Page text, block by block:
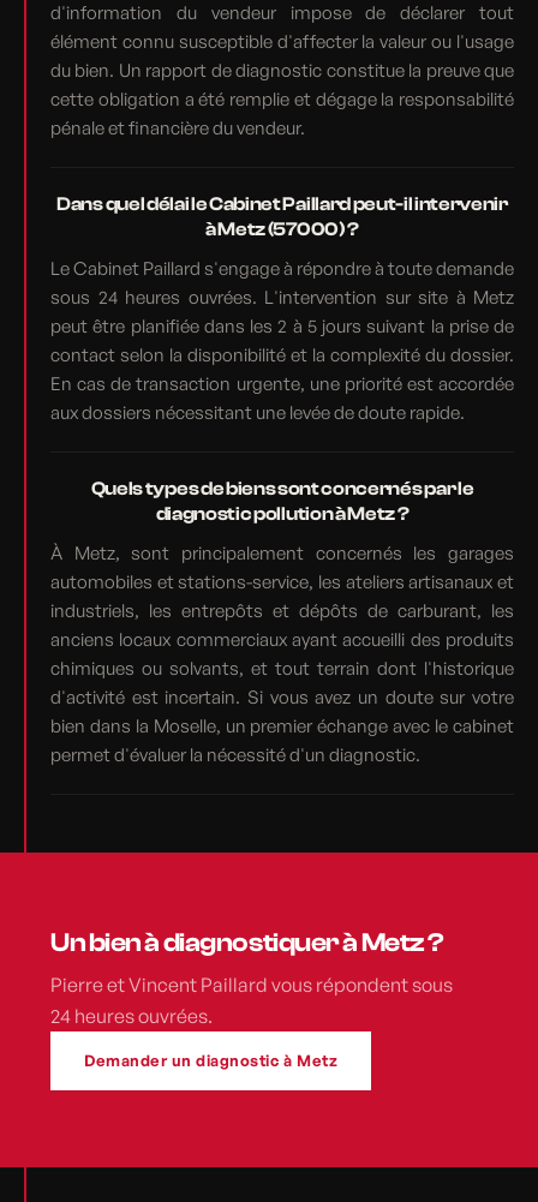
d'information du vendeur impose de déclarer tout
élément connu susceptible d'affecter la valeur ou l'usage
du bien. Un rapport de diagnostic constitue la preuve que
cette obligation a été remplie et dégage la responsabilité
pénale et financière du vendeur.
Dans quel délai le Cabinet Paillard peut-il intervenir
à Metz (57000) ?
Le Cabinet Paillard s'engage à répondre à toute demande
sous 24 heures ouvrées. L'intervention sur site à Metz
peut être planifiée dans les 2 à 5 jours suivant la prise de
contact selon la disponibilité et la complexité du dossier.
En cas de transaction urgente, une priorité est accordée
aux dossiers nécessitant une levée de doute rapide.
Quels types de biens sont concernés par le
diagnostic pollution à Metz ?
À Metz, sont principalement concernés les garages
automobiles et stations-service, les ateliers artisanaux et
industriels, les entrepôts et dépôts de carburant, les
anciens locaux commerciaux ayant accueilli des produits
chimiques ou solvants, et tout terrain dont l'historique
d'activité est incertain. Si vous avez un doute sur votre
bien dans la Moselle, un premier échange avec le cabinet
permet d'évaluer la nécessité d'un diagnostic.
Un bien à diagnostiquer à Metz ?
Pierre et Vincent Paillard vous répondent sous
24 heures ouvrées.
Demander un diagnostic à Metz